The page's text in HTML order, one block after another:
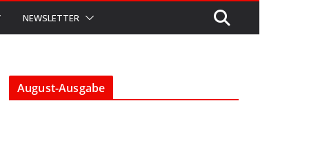
NEWSLETTER
August-Ausgabe